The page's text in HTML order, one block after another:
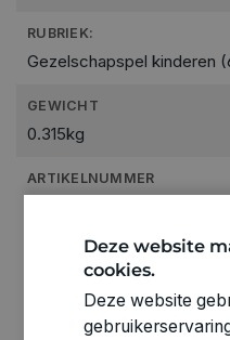
RUBRIEK:
Gezelschapspel kinderen
GEWICHT
0.315kg
ARTIKELNUMMER
Deze website
cookies.
Deze website